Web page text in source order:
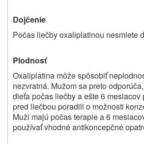
Dojčenie
Počas liečby oxaliplatinou nesmiete
Plodnosť
Oxaliplatina môže spôsobiť
nezvratná. Mužom sa preto
dieťa počas liečby a ešte 6 mesiacov
pred liečbou poradili o možnosti
Muži majú počas terapie a 6
používať vhodné antikoncepčné